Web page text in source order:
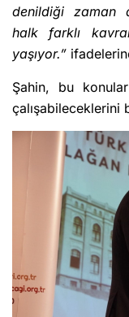
denildiği zaman
halk farklı
yaşıyor.”
Şahin, bu
çalışabileceklerini